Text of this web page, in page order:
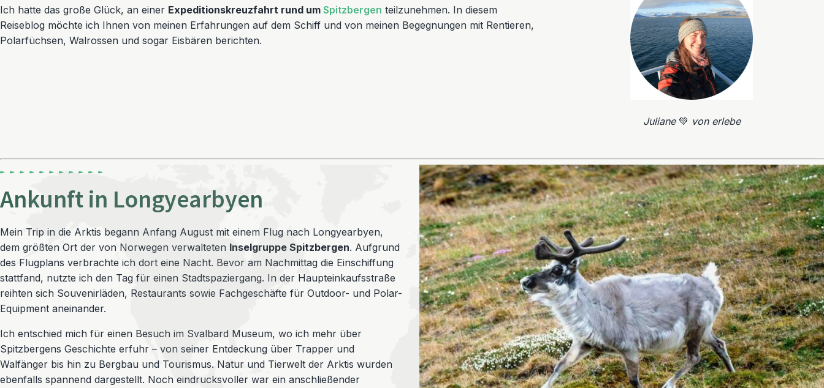
Ich hatte das große Glück, an einer Expeditionskreuzfahrt rund um Spitzbergen teilzunehmen. In diesem
Reiseblog möchte ich Ihnen von meinen Erfahrungen auf dem Schiff und von meinen Begegnungen mit Rentieren,
Polarfüchsen, Walrossen und sogar Eisbären berichten.
Juliane💚 von erlebe
Ankunft in Longyearbyen
Mein Trip in die Arktis begann Anfang August mit einem Flug nach Longyearbyen,
dem größten Ort der von Norwegen verwalteten Inselgruppe Spitzbergen. Aufgrund
des Flugplans verbrachte ich dort eine Nacht. Bevor am Nachmittag die Einschiffung
stattfand, nutzte ich den Tag für einen Stadtspaziergang. In der Haupteinkaufsstraße
reihten sich Souvenirläden, Restaurants sowie Fachgeschäfte für Outdoor- und Polar-
Equipment aneinander.
Ich entschied mich für einen Besuch im Svalbard Museum, wo ich mehr über
Spitzbergens Geschichte erfuhr – von seiner Entdeckung über Trapper und
Walfänger bis hin zu Bergbau und Tourismus. Natur und Tierwelt der Arktis wurden
ebenfalls spannend dargestellt. Noch eindrucksvoller war ein anschließender